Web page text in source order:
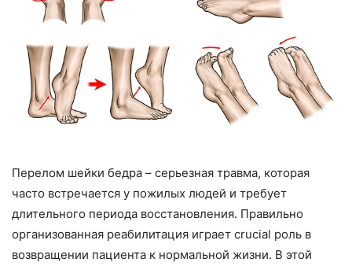
Перелом шейки бедра – серьезная травма, которая
часто встречается у пожилых людей и требует
длительного периода восстановления. Правильно
организованная реабилитация играет crucial роль в
возвращении пациента к нормальной жизни. В этой